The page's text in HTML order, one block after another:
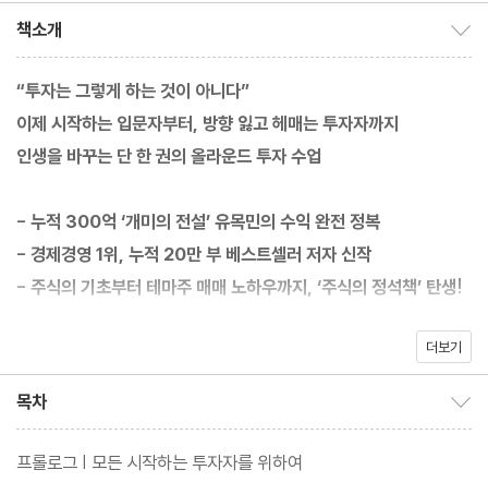
책소개
“투자는 그렇게 하는 것이 아니다”
이제 시작하는 입문자부터, 방향 잃고 헤매는 투자자까지
인생을 바꾸는 단 한 권의 올라운드 투자 수업
- 누적 300억 ‘개미의 전설’ 유목민의 수익 완전 정복
- 경제경영 1위, 누적 20만 부 베스트셀러 저자 신작
- 주식의 기초부터 테마주 매매 노하우까지, ‘주식의 정석책’ 탄생!
다가올 대세장 ‘2025 축의 전환’에 관한 통찰까지 모두 담았다!
대한민국의 모든 개미를 위한, 가장 현실적인 투자 가이드
더보기
목차
프롤로그 | 모든 시작하는 투자자를 위하여